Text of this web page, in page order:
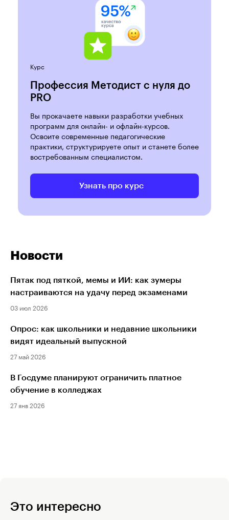
Курс
Профессия Методист с нуля до
PRO
Вы прокачаете навыки разработки учебных
программ для онлайн- и офлайн-курсов.
Освоите современные педагогические
практики, структурируете опыт и станете более
востребованным специалистом.
Узнать про курс
Новости
Пятак под пяткой, мемы и ИИ: как зумеры
настраиваются на удачу перед экзаменами
03 июл 2026
Опрос: как школьники и недавние школьники
видят идеальный выпускной
27 май 2026
В Госдуме планируют ограничить платное
обучение в колледжах
27 янв 2026
Это интересно